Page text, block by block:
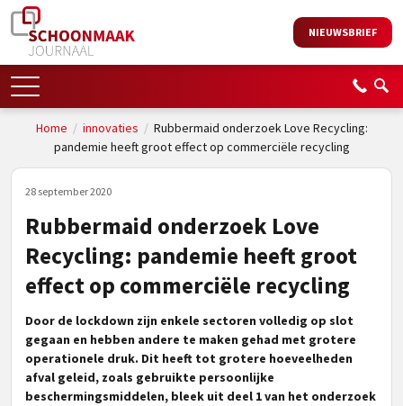
NIEUWSBRIEF
Home / innovaties / Rubbermaid onderzoek Love Recycling:
pandemie heeft groot effect op commerciële recycling
28 september 2020
Rubbermaid onderzoek Love
Recycling: pandemie heeft groot
effect op commerciële recycling
Door de lockdown zijn enkele sectoren volledig op slot
gegaan en hebben andere te maken gehad met grotere
operationele druk. Dit heeft tot grotere hoeveelheden
afval geleid, zoals gebruikte persoonlijke
beschermingsmiddelen, bleek uit deel 1 van het onderzoek